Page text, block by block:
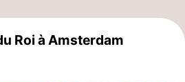
Roi à Amsterdam